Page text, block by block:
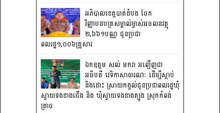
អភិបាលខេត្តបាត់ដំបង ចែក
វិញ្ញាបនបត្រសម្គាល់ម្ចាស់អចលនវត្ថុ
២,៦៦១បណ្ណ ជូនប្រជា
ពលរដ្ឋ១,០០៦គ្រួសារ
ឯកឧត្តម សល់ មករា អញ្ជើញជា
អធិបតី វេទិកាសាធារណៈ ដើម្បីស្តាប់
និងដោះ ស្រាយកង្វល់ជូនប្រជាពលរដ្ឋឃុំ
ស្វាយទងខាងជើង និង ឃុំស្វាយទងខាងត្បូង ស្រុកកំពង់
ត្រាច